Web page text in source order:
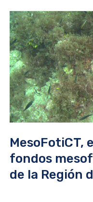
MesoFotiCT,
fondos
de la Región
MesoFotiCT,
estudio
de
los
fondos
mesofóticos
de
la
costa
de
la